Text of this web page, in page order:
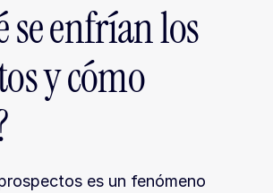
se enfrían los
y cómo
es un fenómeno